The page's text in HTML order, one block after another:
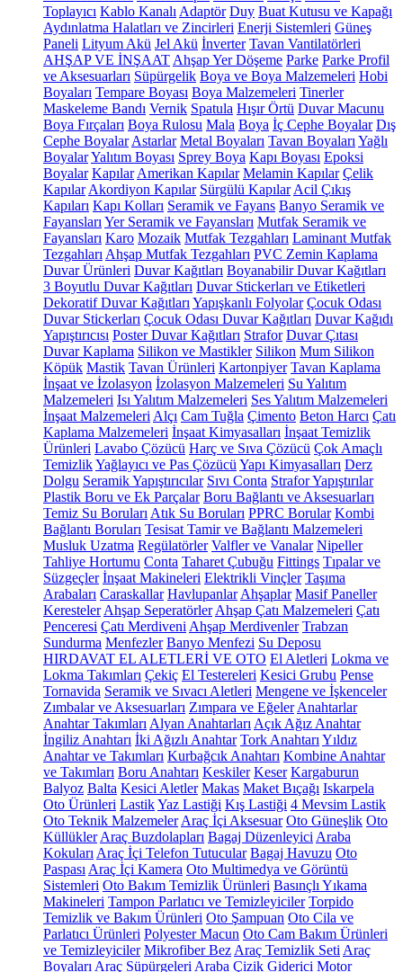
Toplayıcı Kablo Kanalı Adaptör Duy Buat Kutusu ve Kapağı
Aydınlatma Halatları ve Zincirleri Enerji Sistemleri Güneş
Paneli Lityum Akü Jel Akü İnverter Tavan Vantilatörleri
AHŞAP VE İNŞAAT Ahşap Yer Döşeme Parke Parke Profil
ve Aksesuarları Süpürgelik Boya ve Boya Malzemeleri Hobi
Boyaları Tempare Boyası Boya Malzemeleri Tinerler
Maskeleme Bandı Vernik Spatula Hışır Örtü Duvar Macunu
Boya Fırçaları Boya Rulosu Mala Boya İç Cephe Boyalar Dış
Cephe Boyalar Astarlar Metal Boyaları Tavan Boyaları Yağlı
BoyalarYalıtım Boyası Sprey Boya Kapı Boyası Epoksi
Boyalar Kapılar Amerikan Kapılar Melamin Kapılar Çelik
Kapılar Akordiyon Kapılar Sürgülü Kapılar Acil Çıkış
Kapıları Kapı Kolları Seramik ve Fayans Banyo Seramik ve
Fayansları Yer Seramik ve Fayansları Mutfak Seramik ve
Fayansları Karo Mozaik Mutfak Tezgahları Laminant Mutfak
Tezgahları Ahşap Mutfak Tezgahları PVC Zemin Kaplama
Duvar Ürünleri Duvar Kağıtları Boyanabilir Duvar Kağıtları
3 Boyutlu Duvar Kağıtları Duvar Stickerları ve Etiketleri
Dekoratif Duvar Kağıtları Yapışkanlı Folyolar Çocuk Odası
Duvar Stickerları Çocuk Odası Duvar Kağıtları Duvar Kağıdı
Yapıştırıcısı Poster Duvar Kağıtları Strafor Duvar Çıtası
Duvar Kaplama Silikon ve Mastikler Silikon Mum Silikon
Köpük Mastik Tavan Ürünleri Kartonpiyer Tavan Kaplama
İnşaat ve İzolasyon İzolasyon Malzemeleri Su Yalıtım
Malzemeleri Isı Yalıtım Malzemeleri Ses Yalıtım Malzemeleri
İnşaat Malzemeleri Alçı Cam Tuğla Çimento Beton Harcı Çatı
Kaplama Malzemeleri İnşaat Kimyasalları İnşaat Temizlik
Ürünleri Lavabo Çözücü Harç ve Sıva Çözücü Çok Amaçlı
TemizlikYağlayıcı ve Pas Çözücü Yapı Kimyasalları Derz
Dolgu Seramik Yapıştırıcılar Sıvı Conta Strafor Yapıştırılar
Plastik Boru ve Ek Parçalar Boru Bağlantı ve Aksesuarları
Temiz Su Boruları Atık Su Boruları PPRC Borular Kombi
Bağlantı Boruları Tesisat Tamir ve Bağlantı Malzemeleri
Musluk Uzatma Regülatörler Valfler ve Vanalar Nipeller
Tahliye Hortumu Conta Taharet Çubuğu Fittings Tıpalar ve
Süzgeçler İnşaat Makineleri Elektrikli Vinçler Taşıma
Arabaları Caraskallar Havlupanlar Ahşaplar Masif Paneller
Keresteler Ahşap Seperatörler Ahşap Çatı Malzemeleri Çatı
Penceresi Çatı Merdiveni Ahşap Merdivenler Trabzan
Sundurma Menfezler Banyo Menfezi Su Deposu
HIRDAVAT EL ALETLERİ VE OTO El Aletleri Lokma ve
Lokma Takımları Çekiç El Testereleri Kesici Grubu Pense
Tornavida Seramik ve Sıvacı Aletleri Mengene ve İşkenceler
Zımbalar ve Aksesuarları Zımpara ve Eğeler Anahtarlar
Anahtar Takımları Alyan Anahtarları Açık Ağız Anahtar
İngiliz Anahtarı İki Ağızlı Anahtar Tork Anahtarı Yıldız
Anahtar ve Takımları Kurbağcık Anahtarı Kombine Anahtar
ve Takımları Boru Anahtarı Keskiler Keser Kargaburun
Balyoz Balta Kesici Aletler Makas Maket Bıçağı Iskarpela
Oto Ürünleri LastikYaz Lastiği Kış Lastiği 4 Mevsim Lastik
Oto Teknik Malzemeler Araç İçi Aksesuar Oto Güneşlik Oto
Küllükler Araç Buzdolapları Bagaj Düzenleyici Araba
Kokuları Araç İçi Telefon Tutucular Bagaj Havuzu Oto
Paspası Araç İçi Kamera Oto Multimedya ve Görüntü
Sistemleri Oto Bakım Temizlik Ürünleri Basınçlı Yıkama
Makineleri Tampon Parlatıcı ve Temizleyiciler Torpido
Temizlik ve Bakım Ürünleri Oto Şampuan Oto Cila ve
Parlatıcı Ürünleri Polyester Macun Oto Cam Bakım Ürünleri
ve Temizleyiciler Mikrofiber Bez Araç Temizlik Seti Araç
Boyaları Araç Süpürgeleri Araba Çizik Giderici Motor